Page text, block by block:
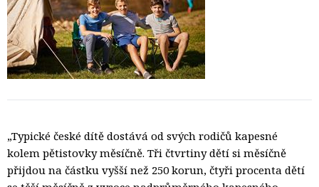
„Typické české dítě dostává od svých rodičů kapesné
kolem pětistovky měsíčně. Tři čtvrtiny dětí si měsíčně
přijdou na částku vyšší než 250 korun, čtyři procenta dětí